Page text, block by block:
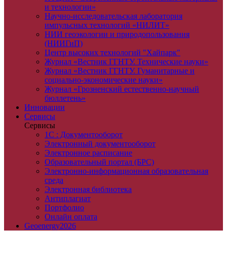
и технологии»
Научно-исследовательская лаборатория
импульсных технологий «НИЛИТ»
НИИ геоэкологии и природопользования
(НИИГиП)
Центр высоких технологий "Хайпарк"
Журнал «Вестник ГГНТУ. Технические науки»
Журнал «Вестник ГГНТУ. Гуманитарные и
социально-экономические науки»
Журнал «Грозненский естественно-научный
бюллетень»
Инновации
Сервисы
Сервисы
1С : Документооборот
Электронный документооборот
Электронное расписание
Образовательный портал (БРС)
Электронно-информационная образовательная
среда
Электронная библиотека
Антиплагиат
Портфолио
Онлайн оплата
Geoenergy2026